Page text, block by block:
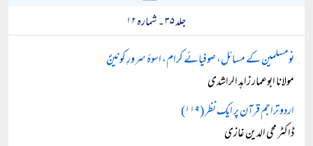
جلد ۳۵ ۔ شمارہ ۱۲
نومسلمین کے مسائل، صوفیائے کرام، اسوۂ سرورِ کونینؐ
مولانا ابوعمار زاہد الراشدی
اردو تراجم قرآن پر ایک نظر (۱۱۹)
ڈاکٹر محی الدین غازی